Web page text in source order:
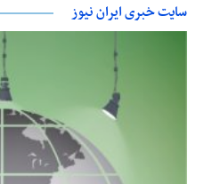
سایت خبری ایران نیوز